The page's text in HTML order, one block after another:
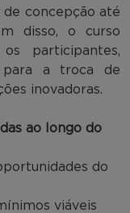
de concepção até
disso, o curso
participantes,
para a troca de
inovadoras.
ao longo do
do
viáveis